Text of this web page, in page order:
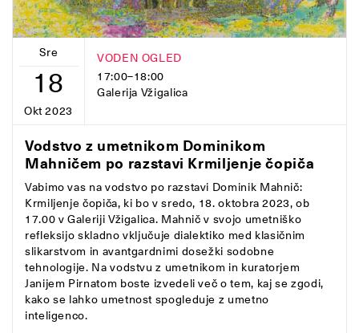
Sre
18
Okt 2023
VODEN OGLED
17:00–18:00
Galerija Vžigalica
Vodstvo z umetnikom Dominikom
Mahničem po razstavi Krmiljenje čopiča
Vabimo vas na vodstvo po razstavi Dominik Mahnič:
Krmiljenje čopiča, ki bo v sredo, 18. oktobra 2023, ob
17.00 v Galeriji Vžigalica. Mahnič v svojo umetniško
refleksijo skladno vključuje dialektiko med klasičnim
slikarstvom in avantgardnimi dosežki sodobne
tehnologije. Na vodstvu z umetnikom in kuratorjem
Janijem Pirnatom boste izvedeli več o tem, kaj se zgodi,
kako se lahko umetnost spogleduje z umetno
inteligenco.